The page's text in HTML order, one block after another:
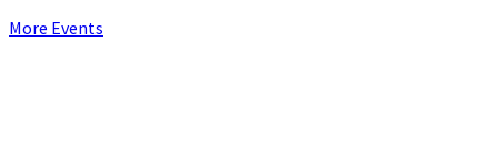
Back
More Events